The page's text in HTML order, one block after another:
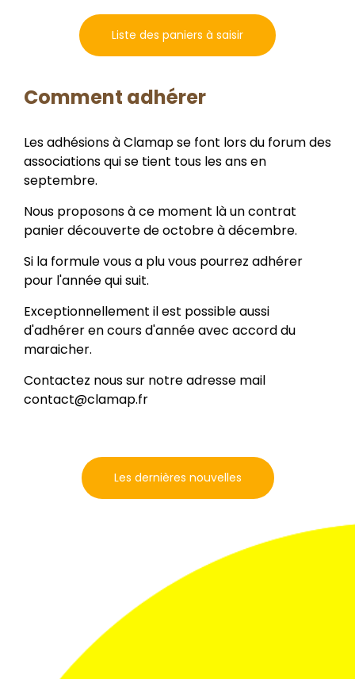
Liste des paniers à saisir
Comment adhérer
Les adhésions à Clamap se font lors du forum des
associations qui se tient tous les ans en
septembre.
Nous proposons à ce moment là un contrat
panier découverte de octobre à décembre.
Si la formule vous a plu vous pourrez adhérer
pour l'année qui suit.
Exceptionnellement il est possible aussi
d'adhérer en cours d'année avec accord du
maraicher.
Contactez nous sur notre adresse mail
contact@clamap.fr
Les dernières nouvelles